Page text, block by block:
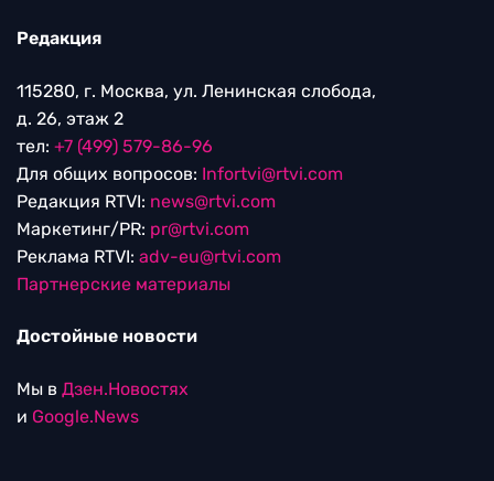
Редакция
115280, г. Москва, ул. Ленинская слобода,
д. 26, этаж 2
тел: +7 (499) 579-86-96
Для общих вопросов: Infortvi@rtvi.com
Редакция RTVI: news@rtvi.com
Маркетинг/PR: pr@rtvi.com
Реклама RTVI: adv-eu@rtvi.com
Партнерские материалы
Достойные новости
Мы в Дзен.Новостях
и Google.News